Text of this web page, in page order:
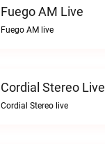
Fuego AM Live
Fuego AM live
Cordial Stereo Live
Cordial Stereo live